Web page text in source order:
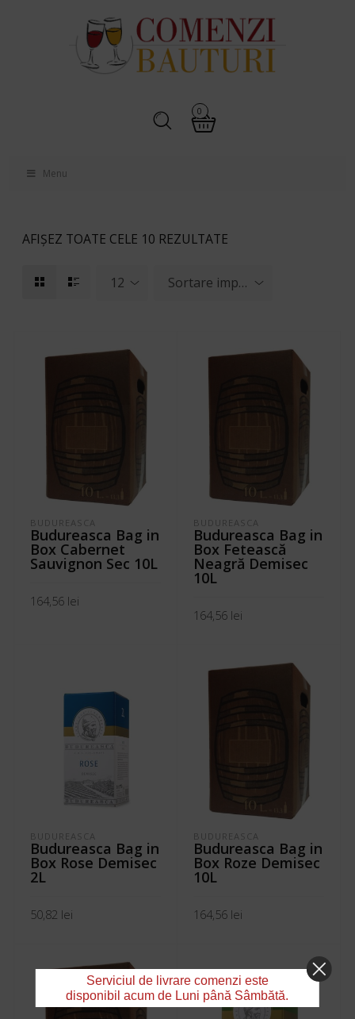
0
Menu
AFIȘEZ TOATE CELE 10 REZULTATE
12 Sortare implicită
BUDUREASCA
Budureasca Bag in
Box Cabernet
Sauvignon Sec 10L
164,56 lei
BUDUREASCA
Budureasca Bag in
Box Fetească
Neagră Demisec
10L
164,56 lei
BUDUREASCA
Budureasca Bag in
Box Rose Demisec
2L
50,82 lei
BUDUREASCA
Budureasca Bag in
Box Roze Demisec
10L
164,56 lei
Serviciul de livrare comenzi este
disponibil acum de Luni până Sâmbătă.